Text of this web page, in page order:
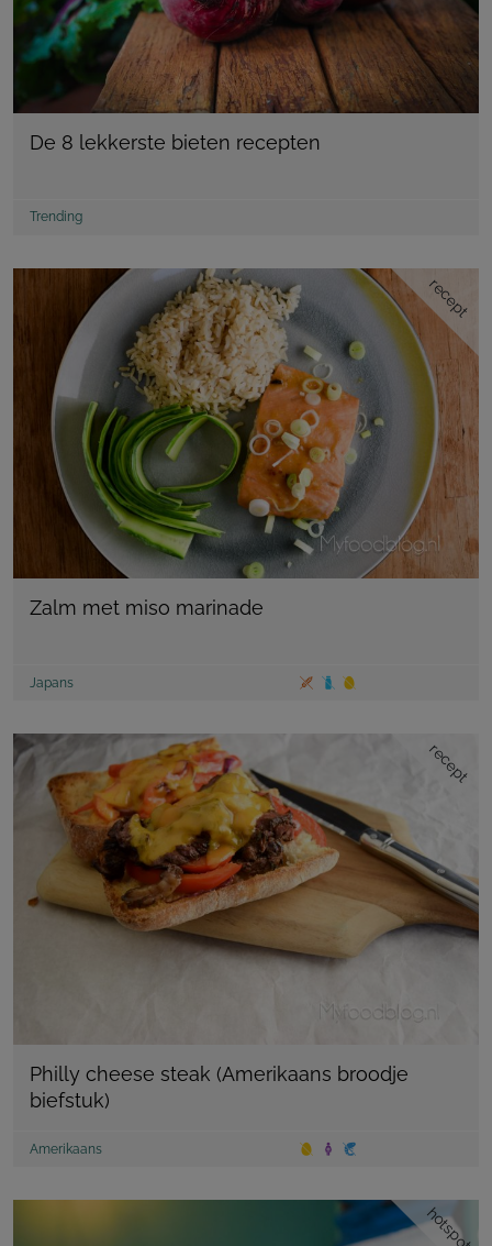
De 8 lekkerste bieten recepten
Trending
recept
Zalm met miso marinade
Japans
recept
Philly cheese steak (Amerikaans broodje
biefstuk)
Amerikaans
hotspot